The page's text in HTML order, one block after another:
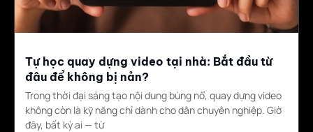
Tự học quay dựng video tại nhà: Bắt đầu từ
đâu để không bị nản?
Trong thời đại sáng tạo nội dung bùng nổ, quay dựng video
không còn là kỹ năng chỉ dành cho dân chuyên nghiệp. Giờ
đây, bất kỳ ai — từ